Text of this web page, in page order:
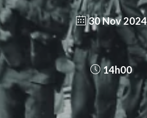
30 Nov 2024
14h00